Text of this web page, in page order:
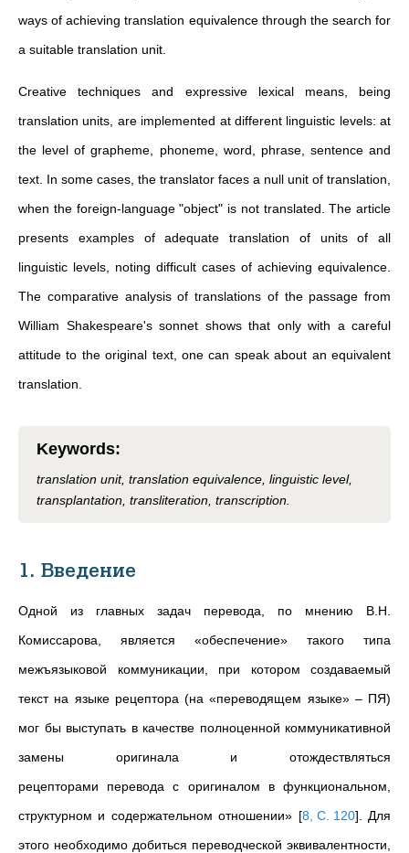
ways of achieving translation equivalence through the search for
a suitable translation unit.
Creative techniques and expressive lexical means, being
translation units, are implemented at different linguistic levels: at
the level of grapheme, phoneme, word, phrase, sentence and
text. In some cases, the translator faces a null unit of translation,
when the foreign-language "object" is not translated. The article
presents examples of adequate translation of units of all
linguistic levels, noting difficult cases of achieving equivalence.
The comparative analysis of translations of the passage from
William Shakespeare's sonnet shows that only with a careful
attitude to the original text, one can speak about an equivalent
translation.
Keywords:
translation unit, translation equivalence, linguistic level,
transplantation, transliteration, transcription.
1. Введение
Одной из главных задач перевода, по мнению В.Н.
Комиссарова,
является «обеспечение» такого типа
межъязыковой коммуникации, при котором создаваемый
текст на языке рецептора (на «переводящем языке» – ПЯ)
мог бы выступать в качестве полноценной коммуникативной
замены оригинала и отождествляться
рецепторами перевода с оригиналом в функциональном,
структурном и содержательном отношении» [8, С. 120] . Для
этого необходимо добиться переводческой эквивалентности,